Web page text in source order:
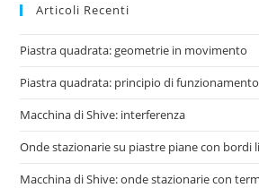
Articoli Recenti
Piastra quadrata: geometrie in movimento
Piastra quadrata: principio di funzionamento
Macchina di Shive: interferenza
Onde stazionarie su piastre piane con bordi
Macchina di Shive: onde stazionarie con